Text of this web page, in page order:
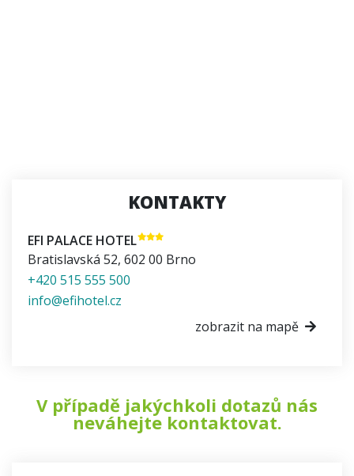
KONTAKTY
EFI PALACE HOTEL
Bratislavská 52, 602 00 Brno
+420 515 555 500
info@efihotel.cz
zobrazit na mapě
V případě jakýchkoli dotazů nás
neváhejte kontaktovat.